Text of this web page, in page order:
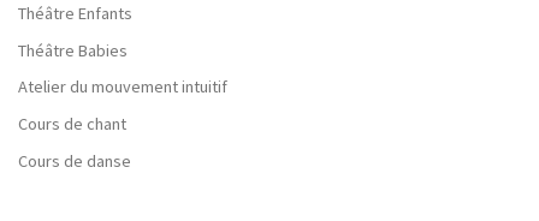
Théâtre Enfants
Théâtre Babies
Atelier du mouvement intuitif
Cours de chant
Cours de danse